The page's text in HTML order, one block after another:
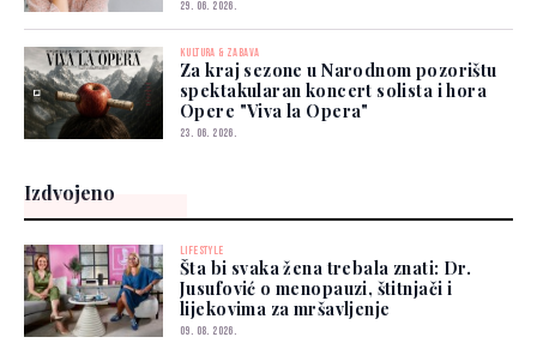
29. 06. 2026.
KULTURA & ZABAVA
Za kraj sezone u Narodnom pozorištu
spektakularan koncert solista i hora
Opere "Viva la Opera"
23. 06. 2026.
Izdvojeno
LIFESTYLE
Šta bi svaka žena trebala znati: Dr.
Jusufović o menopauzi, štitnjači i
lijekovima za mršavljenje
09. 08. 2026.